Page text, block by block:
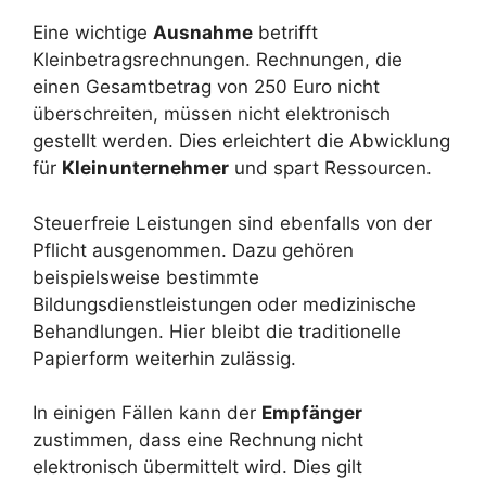
Eine wichtige Ausnahme betrifft
Kleinbetragsrechnungen. Rechnungen, die
einen Gesamtbetrag von 250 Euro nicht
überschreiten, müssen nicht elektronisch
gestellt werden. Dies erleichtert die Abwicklung
für Kleinunternehmer und spart Ressourcen.
Steuerfreie Leistungen sind ebenfalls von der
Pflicht ausgenommen. Dazu gehören
beispielsweise bestimmte
Bildungsdienstleistungen oder medizinische
Behandlungen. Hier bleibt die traditionelle
Papierform weiterhin zulässig.
In einigen Fällen kann der Empfänger
zustimmen, dass eine Rechnung nicht
elektronisch übermittelt wird. Dies gilt